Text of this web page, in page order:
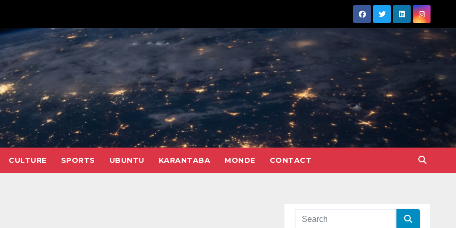
CULTURE SPORTS UBUNTU KARANTABA MONDE CONTACT